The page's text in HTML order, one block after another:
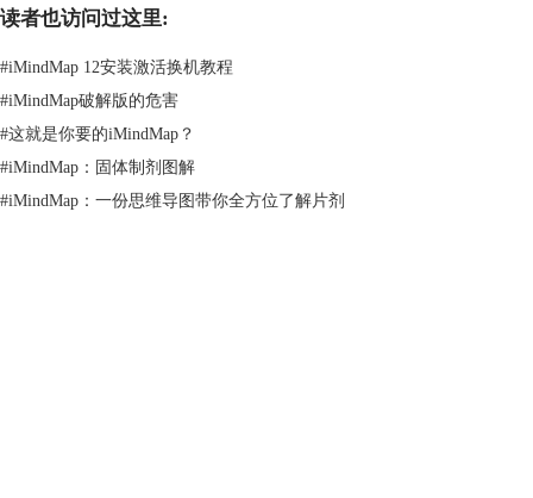
读者也访问过这里:
#iMindMap 12安装激活换机教程
#iMindMap破解版的危害
#这就是你要的iMindMap？
#iMindMap：固体制剂图解
#iMindMap：一份思维导图带你全方位了解片剂